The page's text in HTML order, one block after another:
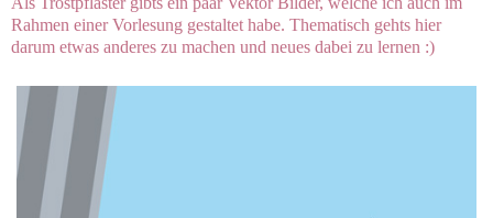
Rahmen einer Vorlesung gestaltet habe. Thematisch gehts hier
darum etwas anderes zu machen und neues dabei zu lernen :)